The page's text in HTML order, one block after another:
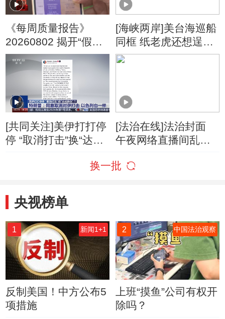
《每周质量报告》
20260802 揭开“假洋
牌”的真面目
[海峡两岸]美台海巡船
同框 纸老虎还想逞
威？
[共同关注]美伊打打停
停 “取消打击”换“达成
取消对伊打击 以色列
[法治在线]法治封面
午夜网络直播间乱象
换一批
央视榜单
1 新闻1+1
反制美国！中方公布5
项措施
2 中国法治观察
上班“摸鱼”公司有权开
除吗？